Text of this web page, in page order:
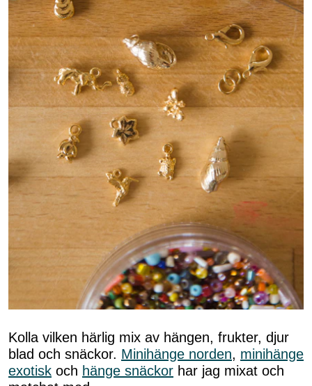
Kolla vilken härlig mix av hängen, frukter, djur
blad och snäckor. Minihänge norden, minihänge
exotisk och hänge snäckor har jag mixat och